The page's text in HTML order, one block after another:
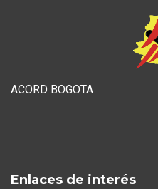
ACORD BOGOTA
Enlaces de interés